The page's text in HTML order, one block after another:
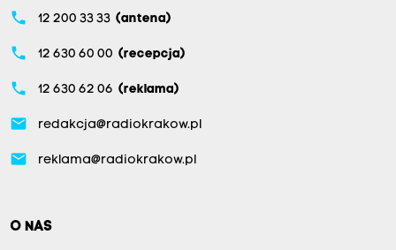
phone 12 200 33 33 (antena)
phone 12 630 60 00 (recepcja)
phone 12 630 62 06 (reklama)
email redakcja@radiokrakow.pl
email reklama@radiokrakow.pl
O NAS